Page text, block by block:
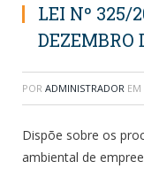
LEI Nº 325/
DEZEMBRO
POR ADMINISTRADOR EM
Dispõe sobre os
ambiental de